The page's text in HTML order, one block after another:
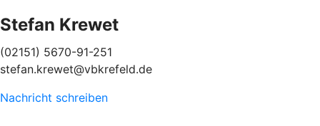
Stefan Krewet
(02151) 5670-91-251
stefan.krewet@vbkrefeld.de
Nachricht schreiben